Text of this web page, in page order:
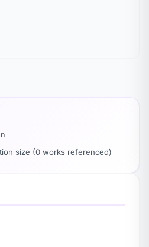
size (0 works referenced)